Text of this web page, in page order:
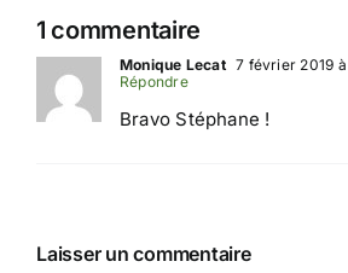
1 commentaire
Monique Lecat 7 février 2019
Répondre
Bravo Stéphane !
Laisser un commentaire